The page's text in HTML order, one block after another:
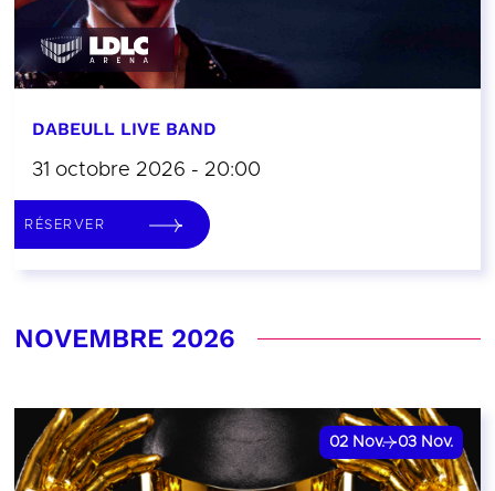
DABEULL LIVE BAND
31 octobre 2026 - 20:00
RÉSERVER
NOVEMBRE 2026
02 Nov. 03 Nov.